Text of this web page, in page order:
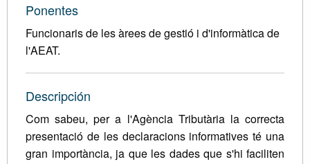
Ponentes
Funcionaris de les àrees de gestió i d'informàtica de
l'AEAT.
Descripción
Com sabeu, per a l'Agència Tributària la correcta
presentació de les declaracions informatives té una
gran importància, ja que les dades que s'hi faciliten